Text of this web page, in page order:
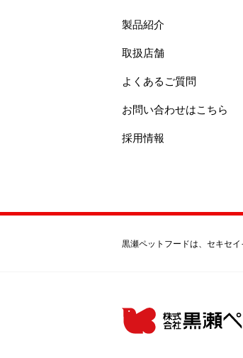
製品紹介
取扱店舗
よくあるご質問
お問い合わせはこちら
採用情報
黒瀬ペットフードは、セキセ